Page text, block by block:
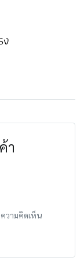
า
วามคิดเห็น